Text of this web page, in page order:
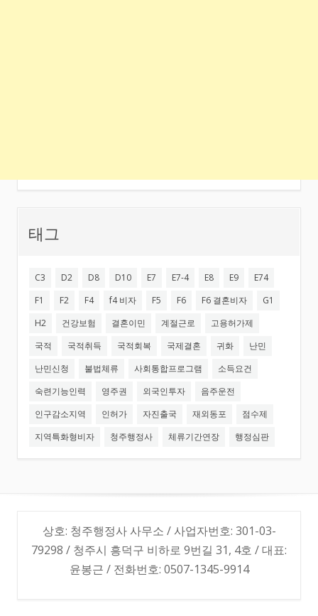
태그
C3 D2 D8 D10 E7 E7-4 E8 E9
E74
F1
F2 F4 f4 비자 F5 F6 F6 결혼비자
G1
H2
건강보험 결혼이민 계절근로
고용허가제
국적
국적취득 국적회복 국제결혼 귀화
난민
난민신청
불법체류 사회통합프로그램
소득요건
숙련기능인력
영주권 외국인투자
음주운전
인구감소지역
인허가 자진출국 재외동포
점수제
지역특화형비자
청주행정사 체류기간연장 행정심판
상호: 청주행정사 사무소 / 사업자번호: 301-03-
79298 / 청주시 흥덕구 비하로 9번길 31, 4호 / 대표:
윤봉근 / 전화번호: 0507-1345-9914